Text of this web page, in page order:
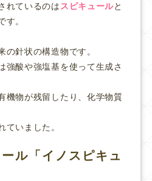
れているのは スピキュールと
す。
の針状の構造物です。
強酸や強塩基を使って生成さ
機物が残留したり、化学物質
ていました。
ル「イノスピキュ